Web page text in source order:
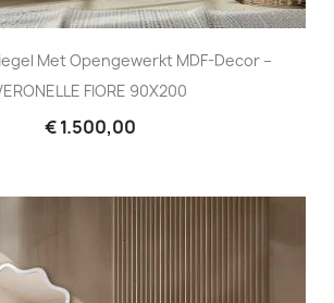
Met Opengewerkt MDF-Decor –
FIORE 90X200
€ 1.500,00